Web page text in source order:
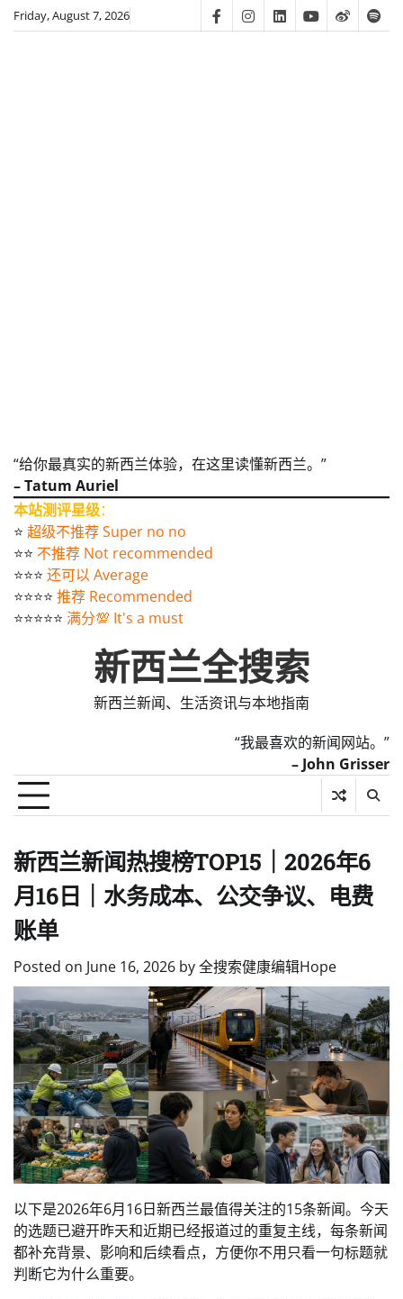
SkipFriday, August 7, 2026 FacebookInstagram
LinkedinYoutube
Weibo
“给你最真实的新西兰体验，在这里读懂新西兰。”
– Tatum Auriel
本站测评星级：
⭐️ 超级不推荐 Super no no
⭐️⭐️ 不推荐 Not recommended
⭐️⭐️⭐️ 还可以 Average
⭐️⭐️⭐️⭐️ 推荐 Recommended
⭐️⭐️⭐️⭐️⭐️ 满分💯 It's a must
新西兰全搜索
新西兰新闻、生活资讯与本地指南
“我最喜欢的新闻网站。”
– John Grisser
新西兰新闻热搜榜TOP15｜2026年6
月16日｜水务成本、公交争议、电费
账单
Posted on June 16, 2026 by全搜索健康编辑Hope
以下是2026年6月16日新西兰最值得关注的15条新闻。今天
的选题已避开昨天和近期已经报道过的重复主线，每条新闻
都补充背景、影响和后续看点，方便你不用只看一句标题就
判断它为什么重要。